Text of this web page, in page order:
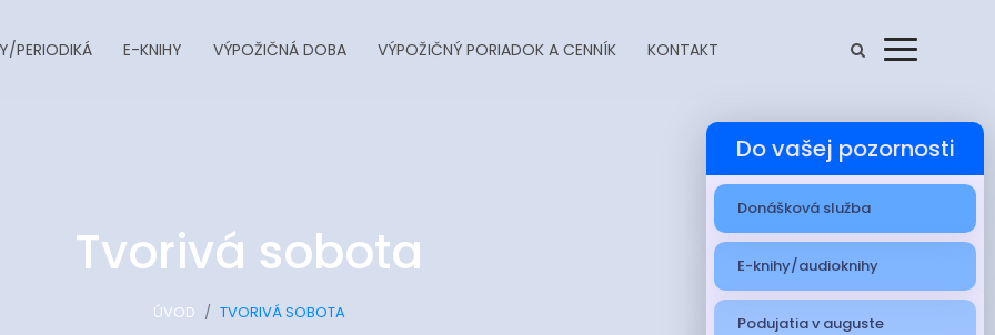
PERIODIKÁ E-KNIHY VÝPOŽIČNÁ DOBA VÝPOŽIČNÝ PORIADOK A CENNÍK KONTAKT
Tvorivá sobota
ÚVOD TVORIVÁ SOBOTA
Do vašej pozornosti
Donášková služba
E-knihy/audioknihy
Podujatia v auguste